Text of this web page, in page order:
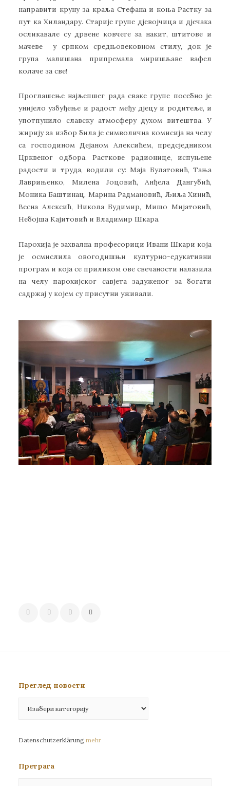
направити круну за краља Стефана и коња Растку за
пут ка Хиландару. Старије групе дјевојчица и дјечака
осликавале су дрвене ковчеге за накит, штитове и
мачеве у српком средњовековном стилу, док је
група малишана припремала миришљаве вафел
колаче за све!
Проглашење најљепшег рада сваке групе посебно је
унијело узбуђење и радост међу дјецу и родитеље, и
употпунило славску атмосферу духом витештва. У
жирију за избор била је символична комисија на челу
са господином Дејаном Алексићем, предсједником
Црквеног одбора. Расткове радионице, испуњене
радости и труда, водили су: Маја Булатовић, Тања
Лаврињенко, Милена Јоцовић, Анђела Дангубић,
Моника Баштинац, Марина Радмановић, Љиља Хинић,
Весна Алексић, Никола Будимир, Мишо Мијатовић,
Небојша Кајитовић и Владимир Шкара.
Парохија је захвална професорици Ивани Шкари која
је осмислила овогодишњи културно-едукативни
програм и која се приликом ове свечаности налазила
на челу парохијског савјета задуженог за богати
садржај у којем су присутни уживали.
Преглед новости
новости
Datenschutzerklärung mehr
Претрага